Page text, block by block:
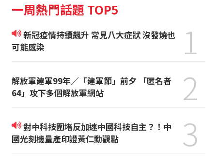
一周熱門話題 TOP5
新冠疫情持續飆升 常見八大症狀 沒發燒也
可能感染
1
解放軍建軍99年／「建軍節」前夕 「匿名者
64」攻下多個解放軍網站
2
對中科技圍堵反加速中國科技自主？！中
國光刻機量產印證黃仁勳觀點
3